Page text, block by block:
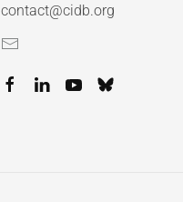
contact@cidb.org